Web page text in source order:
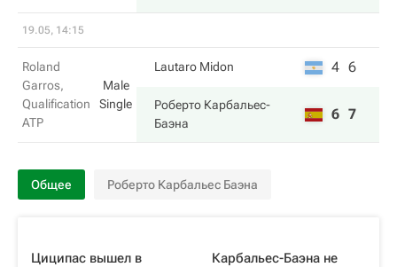
19.05, 14:15
Roland
Garros,
Qualification
ATP
Male
Single
Lautaro Midon 4 6
Роберто Карбальес-
Баэна
6 7
Общее Роберто Карбальес Баэна
Циципас вышел в
Карбальес-Баэна не